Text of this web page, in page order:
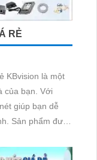
RẺ
KBvision là một
bạn. Với
giúp bạn dễ
Sản phẩm được